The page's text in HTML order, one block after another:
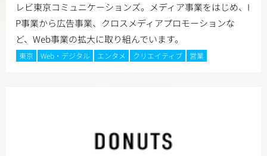
レビ東京コミュニケーションズ。メディア事業をはじめ、I
P事業から広告事業、クロスメディアプロモーションな
ど、Web事業の拡大に取り組んでいます。
東京 Web・デジタル エンタメ クリエイティブ 営業